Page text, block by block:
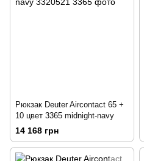
Рюкзак Deuter Aircontact 65 +
10 цвет 3365 midnight-navy
14 168 грн